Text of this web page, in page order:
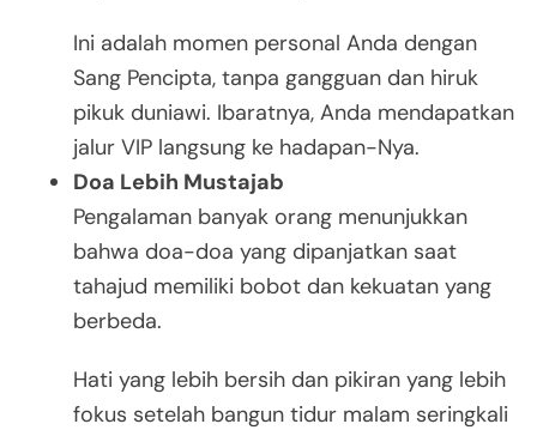
Ini adalah momen personal Anda dengan
Sang Pencipta, tanpa gangguan dan hiruk
pikuk duniawi. Ibaratnya, Anda mendapatkan
jalur VIP langsung ke hadapan-Nya.
Doa Lebih Mustajab
Pengalaman banyak orang menunjukkan
bahwa doa-doa yang dipanjatkan saat
tahajud memiliki bobot dan kekuatan yang
berbeda.
Hati yang lebih bersih dan pikiran yang lebih
fokus setelah bangun tidur malam seringkali